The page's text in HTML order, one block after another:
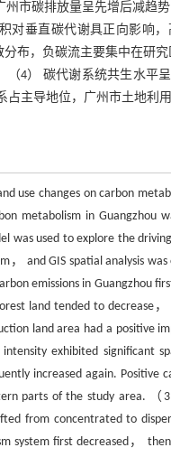
州市碳排放量呈先增后减趋
垂直碳代谢具正向影响
布，负碳流主要集中在研
4） 碳代谢系统共生水平
主导地位，广州市土地利
use changes on carbon
metabolism in Guangzhou
was used to explore the
， and GIS spatial analysis
emissions in Guangzhou
land tended to decrease
land area had a positive
exhibited significant
increased again.
parts of the study area. （
from concentrated to
system first decreased，